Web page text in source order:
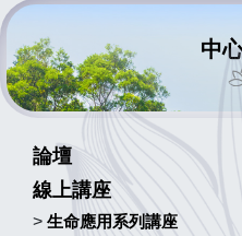
中
論壇
線上講座
> 生命應用系列講座